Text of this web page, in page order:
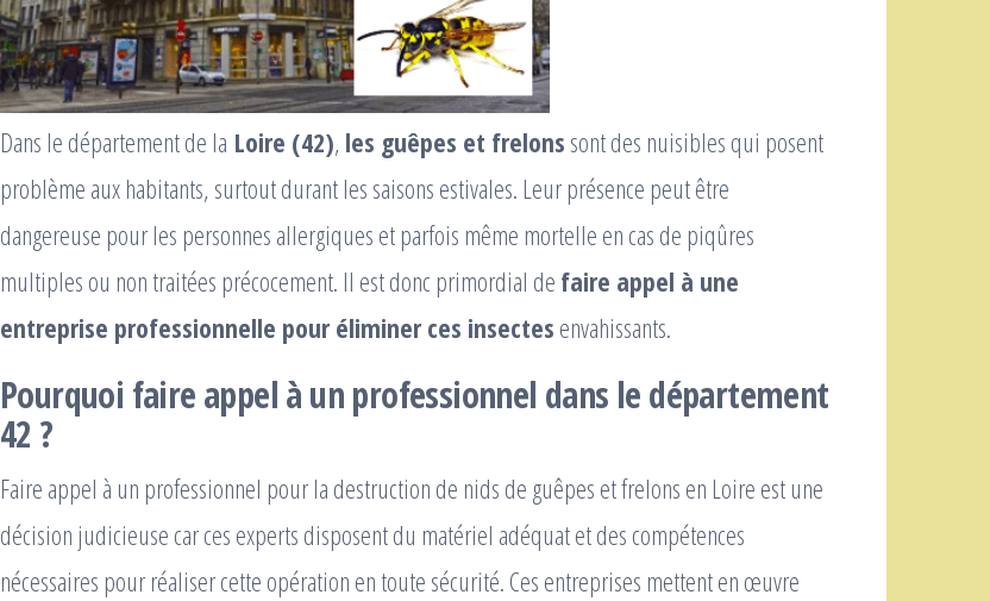
Dans le département de la Loire (42), les guêpes et frelons sont des nuisibles qui posent
problème aux habitants, surtout durant les saisons estivales. Leur présence peut être
dangereuse pour les personnes allergiques et parfois même mortelle en cas de piqûres
multiples ou non traitées précocement. Il est donc primordial de faire appel à une
entreprise professionnelle pour éliminer ces insectes envahissants.
Pourquoi faire appel à un professionnel dans le département
42 ?
Faire appel à un professionnel pour la destruction de nids de guêpes et frelons en Loire est une
décision judicieuse car ces experts disposent du matériel adéquat et des compétences
nécessaires pour réaliser cette opération en toute sécurité. Ces entreprises mettent en œuvre